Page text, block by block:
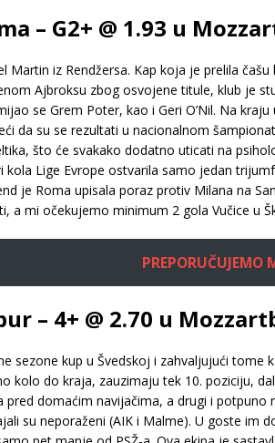
– G2+ @ 1.93 u
Martin iz Rendžersa. Kap koja je prelila
Ajbroksu zbog osvojene titule, klub je
se Grem Poter, kao i Geri O’Nil. Na
da su se rezultati u nacionalnom
što će svakako dodatno uticati na
kola Lige Evrope ostvarila samo jedan
je Roma upisala poraz protiv Milana na
a mi očekujemo minimum 2 gola Vučice u
– 4+ @ 2.70 u
sezone kup u Švedskoj i zahvaljujući
kolo do kraja, zauzimaju tek 10. poziciju,
pred domaćim navijačima, a drugi i
su neporaženi (AIK i Malme). U goste im